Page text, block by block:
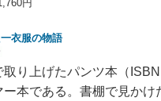
円
衣服の物語
り上げたパンツ本（
本である。書棚で見か